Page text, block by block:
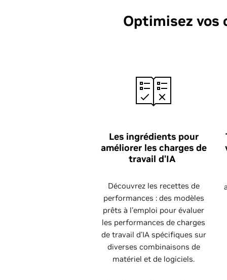
Optimisez vos
Les ingrédients pour
améliorer les charges de
travail d'IA
Découvrez les recettes de
performances : des modèles
prêts à l'emploi pour évaluer
les performances de charges
de travail d'IA spécifiques sur
diverses combinaisons de
matériel et de logiciels.